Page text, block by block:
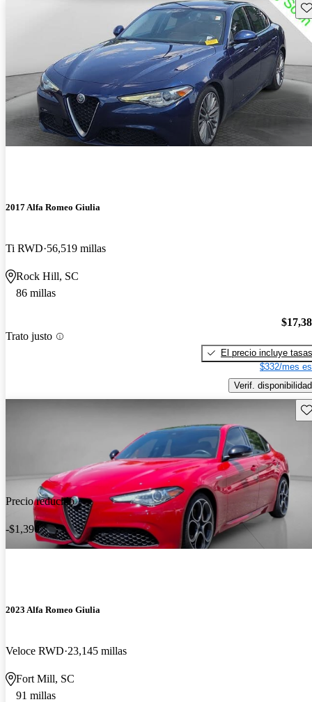
2017 Alfa Romeo Giulia
Ti RWD 56,519 millas
Rock Hill, SC
86 millas
Trato justo
El precio incluye tasas
$332/mes
Verif. disponibilidad
Precio reducido
-$1,390
2023 Alfa Romeo Giulia
Veloce RWD 23,145 millas
Fort Mill, SC
91 millas